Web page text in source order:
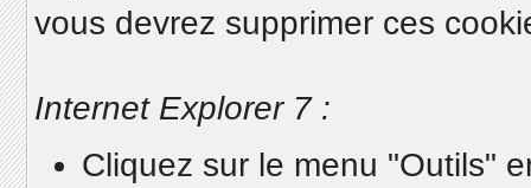
vous devrez supprimer ces
Internet Explorer 7 :
Cliquez sur le menu "Outils"